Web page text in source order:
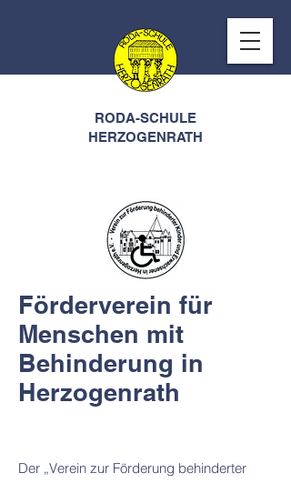
RODA-SCHULE
HERZOGENRATH
Förderverein für
Menschen mit
Behinderung in
Herzogenrath
Der „Verein zur Förderung behinderter